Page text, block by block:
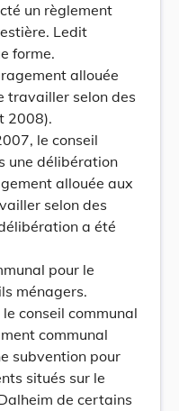
un règlement
Ledit
forme.
allouée
travailler selon des
2008).
le conseil
une délibération
allouée aux
selon des
a été
pour le
ménagers.
conseil communal
communal
subvention pour
situés sur le
de certains